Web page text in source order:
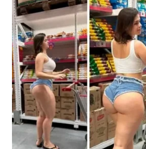
nesporazum.
U ljubavi, iskren razgovor
U poslu, komunikacija donosi
Anđeo te vodi ka ljudima koji
traži od tebe da budeš jasan i
RAK – “Otpusti